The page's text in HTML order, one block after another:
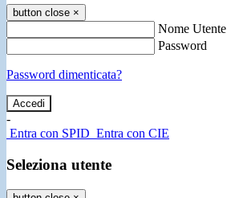
button close ×
Nome Utente
Password
Password dimenticata?
-
Entra con SPID Entra con CIE
Seleziona utente